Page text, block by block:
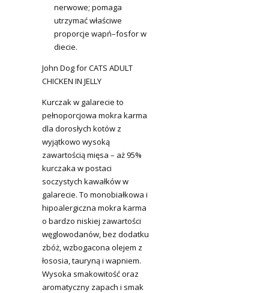
nerwowe; pomaga
utrzymać właściwe
proporcje wapń–fosfor w
diecie.
John Dog for CATS ADULT
CHICKEN IN JELLY
Kurczak w galarecie to
pełnoporcjowa mokra karma
dla dorosłych kotów z
wyjątkowo wysoką
zawartością mięsa – aż 95%
kurczaka w postaci
soczystych kawałków w
galarecie. To monobiałkowa i
hipoalergiczna mokra karma
o bardzo niskiej zawartości
węglowodanów, bez dodatku
zbóż, wzbogacona olejem z
łososia, tauryną i wapniem.
Wysoka smakowitość oraz
aromatyczny zapach i smak